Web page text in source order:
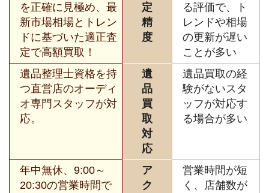
を正確に見極め、最
新市場相場とトレン
ドに基づいた適正査
定で高額買取！
定
精
度
る評価で、ト
レンドや相場
の更新が遅い
ことが多い
遺品整理士資格を持
つ直営店のオーディ
オ専門スタッフが対
応。
遺
品
買
取
対
応
遺品買取の経
験がないスタ
ッフが対応す
る場合が多い
年中無休、9:00～
20:30の営業時間で
ア
ク
営業時間が短
く、店舗数が